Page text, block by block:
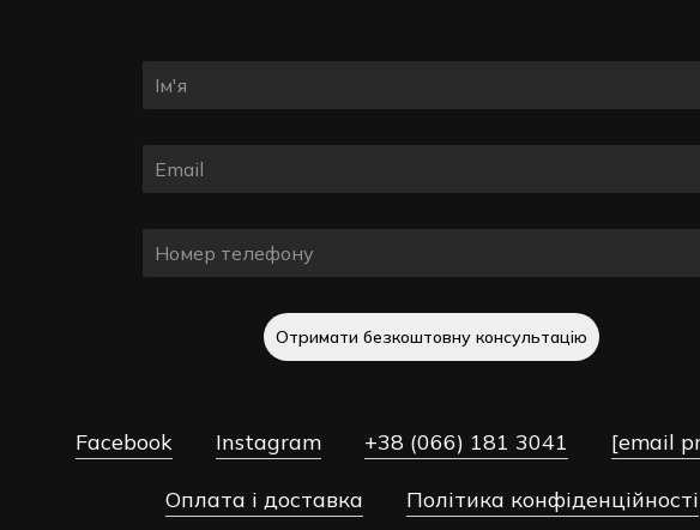
Отримати безкоштовну консультацію
Facebook Instagram +38 (066) 181 3041 [email
Оплата і доставка Політика конфіденційності